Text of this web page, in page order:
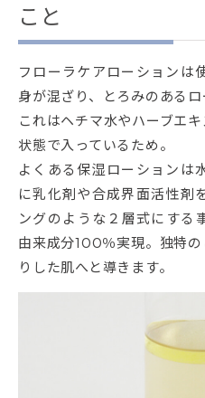
こと
フローラケアローションは
身が混ざり、とろみのある
これはヘチマ水やハーブエ
状態で入っているため。
よくある保湿ローションは
に乳化剤や合成界面活性剤
ングのような２層式にする
由来成分100％実現。独特
りした肌へと導きます。